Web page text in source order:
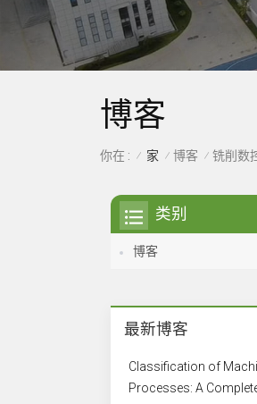
博客
你在 : / 家 / 博客 / 铣削数
类别
博客
最新博客
Classification of
Processes: A